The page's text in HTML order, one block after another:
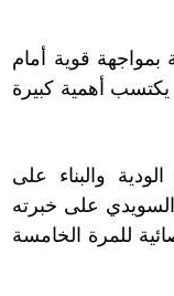
قوية أمام
أهمية كبيرة
والبناء على
السويدي على خبرته
للمرة الخامسة